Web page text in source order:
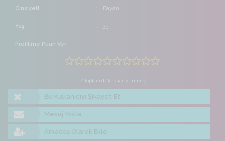
Cinsiyeti Bayan
Yaş 35
Profilime Puan Ver
/ Toplam defa puan verilmiş
Bu Kullanıcıyı Şikayet Et
Mesaj Yolla
Arkadaş Olarak Ekle